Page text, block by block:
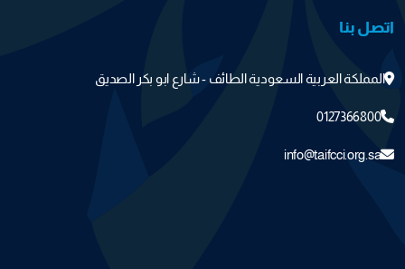
اتصل بنا
المملكة العربية السعودية الطائف - شارع ابو بكر الصديق
0127366800
info@taifcci.org.sa